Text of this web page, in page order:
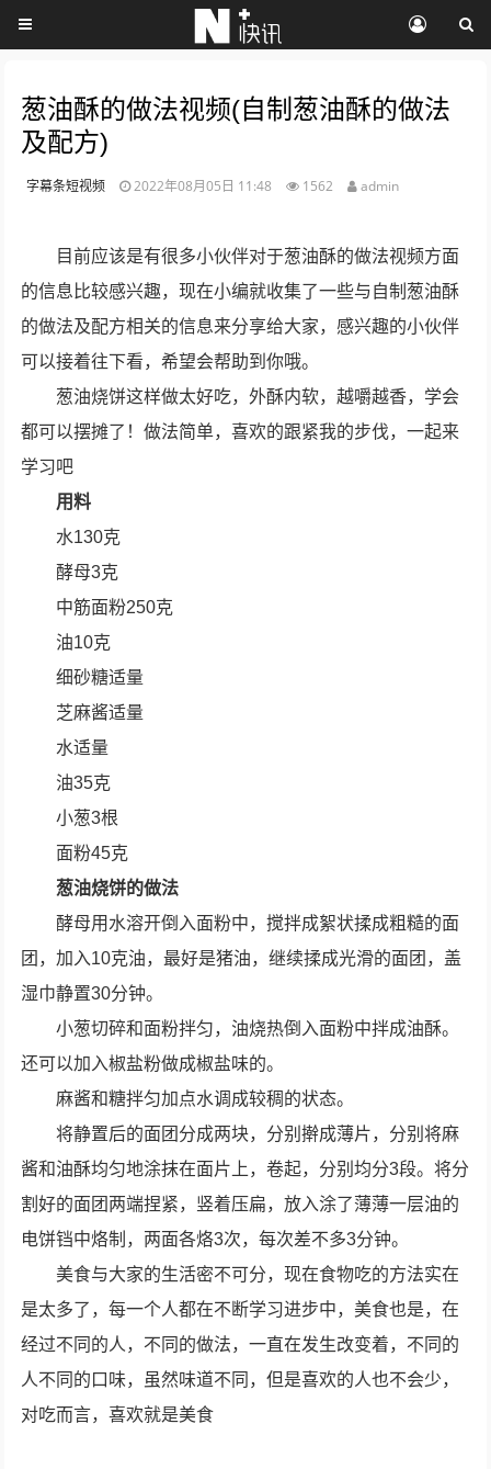
葱油酥的做法视频(自制葱油酥的做法
及配方)
字幕条短视频 2022年08月05日 11:48 1562 admin
目前应该是有很多小伙伴对于葱油酥的做法视频方面
的信息比较感兴趣，现在小编就收集了一些与自制葱油酥
的做法及配方相关的信息来分享给大家，感兴趣的小伙伴
可以接着往下看，希望会帮助到你哦。
葱油烧饼这样做太好吃，外酥内软，越嚼越香，学会
都可以摆摊了！做法简单，喜欢的跟紧我的步伐，一起来
学习吧
用料
水130克
酵母3克
中筋面粉250克
油10克
细砂糖适量
芝麻酱适量
水适量
油35克
小葱3根
面粉45克
葱油烧饼的做法
酵母用水溶开倒入面粉中，搅拌成絮状揉成粗糙的面
团，加入10克油，最好是猪油，继续揉成光滑的面团，盖
湿巾静置30分钟。
小葱切碎和面粉拌匀，油烧热倒入面粉中拌成油酥。
还可以加入椒盐粉做成椒盐味的。
麻酱和糖拌匀加点水调成较稠的状态。
将静置后的面团分成两块，分别擀成薄片，分别将麻
酱和油酥均匀地涂抹在面片上，卷起，分别均分3段。将分
割好的面团两端捏紧，竖着压扁，放入涂了薄薄一层油的
电饼铛中烙制，两面各烙3次，每次差不多3分钟。
美食与大家的生活密不可分，现在食物吃的方法实在
是太多了，每一个人都在不断学习进步中，美食也是，在
经过不同的人，不同的做法，一直在发生改变着，不同的
人不同的口味，虽然味道不同，但是喜欢的人也不会少，
对吃而言，喜欢就是美食